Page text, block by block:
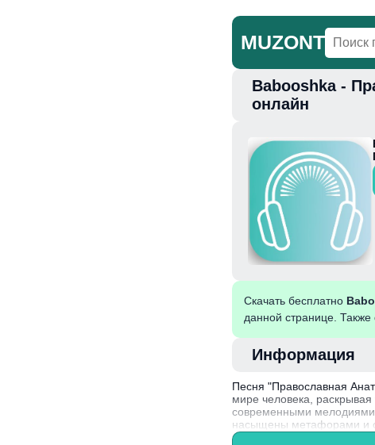
MUZONT
Главная
Babooshka -
онлайн
Скачать бесплатно
данной странице. Также
Информация
Песня "Православная
мире человека,
современными мелодиями
насыщены метафорами и
том, как вера влияет на